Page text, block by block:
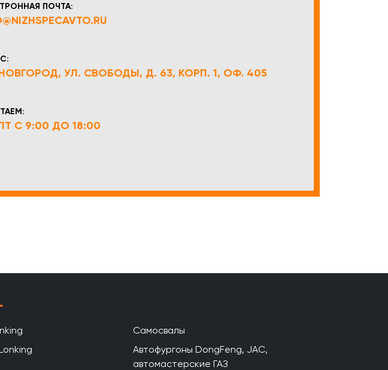
ПОЧТА:
УЛ. СВОБОДЫ, Д. 63, КОРП. 1, ОФ. 405
С 9:00 ДО 18:00
Lonking
Lonking
Самосвалы
Автофургоны DongFeng, JAC,
автомастерские ГАЗ